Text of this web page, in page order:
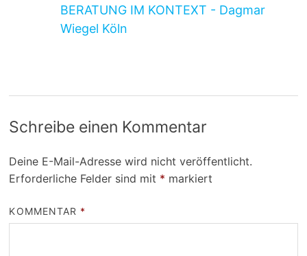
BERATUNG IM KONTEXT - Dagmar
Wiegel Köln
Schreibe einen Kommentar
Deine E-Mail-Adresse wird nicht veröffentlicht.
Erforderliche Felder sind mit * markiert
KOMMENTAR *